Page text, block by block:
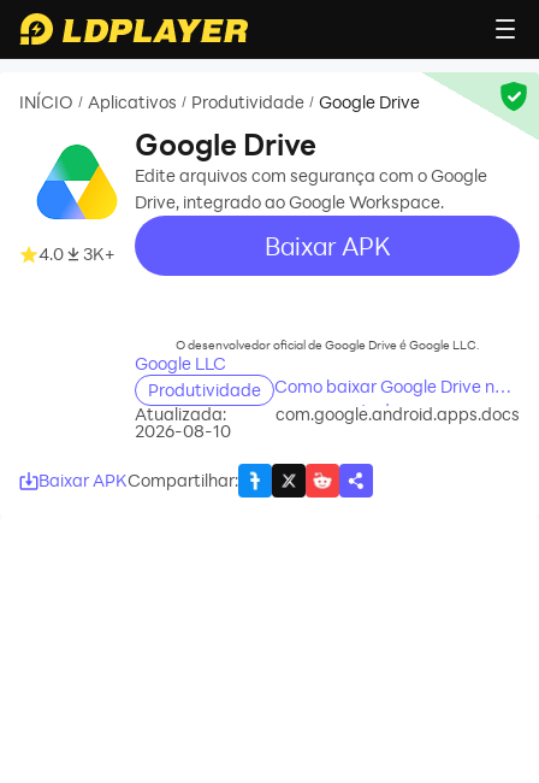
INÍCIO / Aplicativos / Produtividade / Google Drive
4.0 3K+
Google Drive
Edite arquivos com segurança com o Google
Drive, integrado ao Google Workspace.
Baixar APK
recommend
O desenvolvedor oficial de Google Drive é Google LLC.
Google LLC
Produtividade
Como baixar Google Drive no
seu computador
Atualizada:
2026-08-10
com.google.android.apps.docs
Baixar APKCompartilhar: